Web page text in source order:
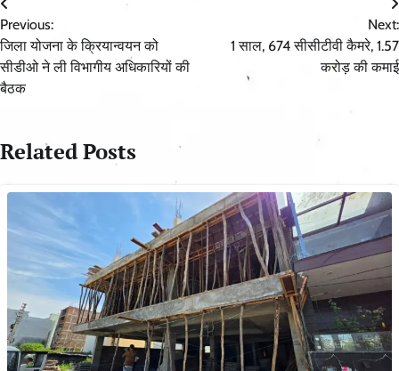
Post
navigation
Previous:
जिला योजना के क्रियान्वयन को
सीडीओ ने ली विभागीय अधिकारियों की
बैठक
Next:
1 साल, 674 सीसीटीवी कैमरे, 1.57
करोड़ की कमाई
Related Posts